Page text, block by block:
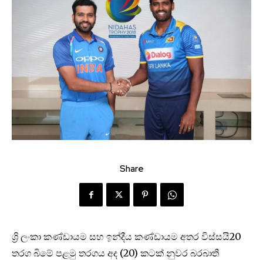
Share
ශ්‍රි ලංකා කණ්ඩායම සහ ඉන්දීය කණ්ඩායම අතර විස්සයි20
තරග බිමේ පළමු තරගය අද (20) කටක් නුවර බරබාතී